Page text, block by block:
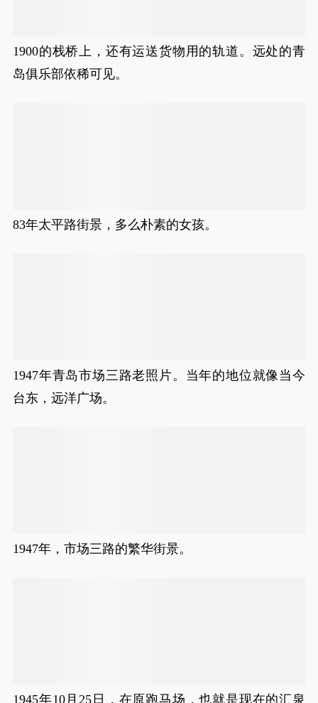
1900的栈桥上，还有运送货物用的轨道。远处的青
岛俱乐部依稀可见。
83年太平路街景，多么朴素的女孩。
1947年青岛市场三路老照片。当年的地位就像当今
台东，远洋广场。
1947年，市场三路的繁华街景。
1945年10月25日，在原跑马场，也就是现在的汇泉